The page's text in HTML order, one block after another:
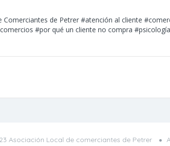
Comerciantes de Petrer #atención al cliente
#por qué un cliente no compra
Asociación Local de comerciantes de Petrer